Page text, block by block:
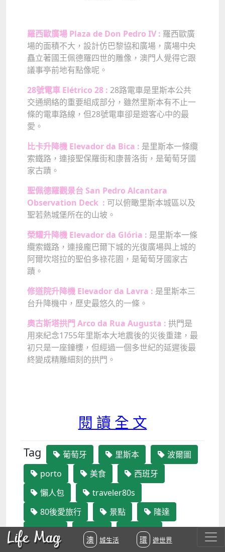
Life Mag 澳城生活 環遊世界
羅西歐廣場 Plaza de Don Pedro IV : 羅西歐廣
場的面積不大，設計仿巴黎協和廣場，廣場中央
矗立著國王佩德羅四世的雕像，澳門人覺得它跟
議事亭前地有點像呢。
28號電車 Elétrico 28 : 28路電車是里斯本公共
交通網絡的重要組成部分，雖然里斯本有不止一
條的電車路線，但28號電車卻是遊客心中的最
愛。
比卡升降機 Elevador da Bica : 是里斯本一條纜
索鐵路，連接聖保羅街和康普洛街，是葡萄牙國
家古蹟。
聖佩德羅觀景台 San Pedro Alcantara
Observation Deck : 可以俯瞰里斯本城區以及
聖若熱城堡所在的山坡。
榮耀升降機 Elevador da Glória : 是里斯本一條
纜索鐵路，連接龐巴爾下城的光復廣場與上城的
阿爾坎塔拉的聖伯多祿花園，是葡萄牙國家古
蹟。
修道院升降機 Elevador da Lavra : 是里斯本三
台升降機中，歷史最悠久的一條。
奧古斯塔拱門 Arco da Rua Augusta : 拱門是
用來紀念1755年里斯本大地震後的災後重建， 最
初只是一座鐘樓，但經過一個多世紀的延遲後最
終變成精雕細刻的拱門。
閱 讀 全 文
Tag 葡萄牙 里斯本
波爾圖
porto
美食
西班牙
懶人包
traveler80s
80後愛旅行
景點
隆達
spain
波多
lisboa
葡京
portugal 馬德里